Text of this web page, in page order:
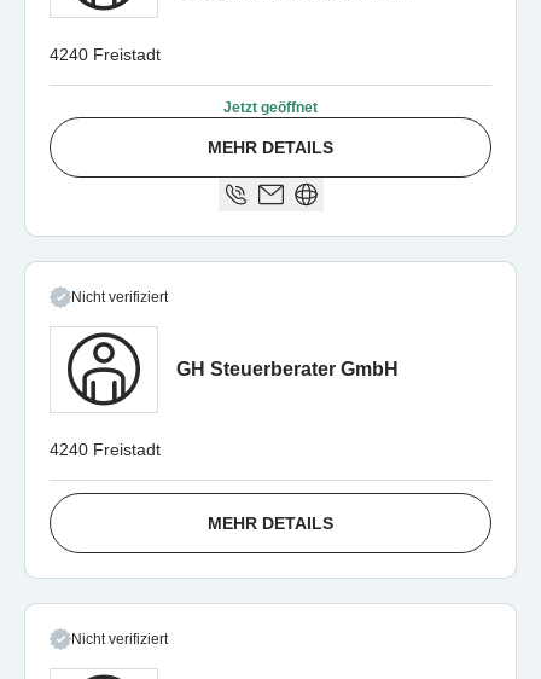
4240 Freistadt
Jetzt geöffnet
MEHR DETAILS
Nicht verifiziert
GH Steuerberater GmbH
4240 Freistadt
MEHR DETAILS
Nicht verifiziert